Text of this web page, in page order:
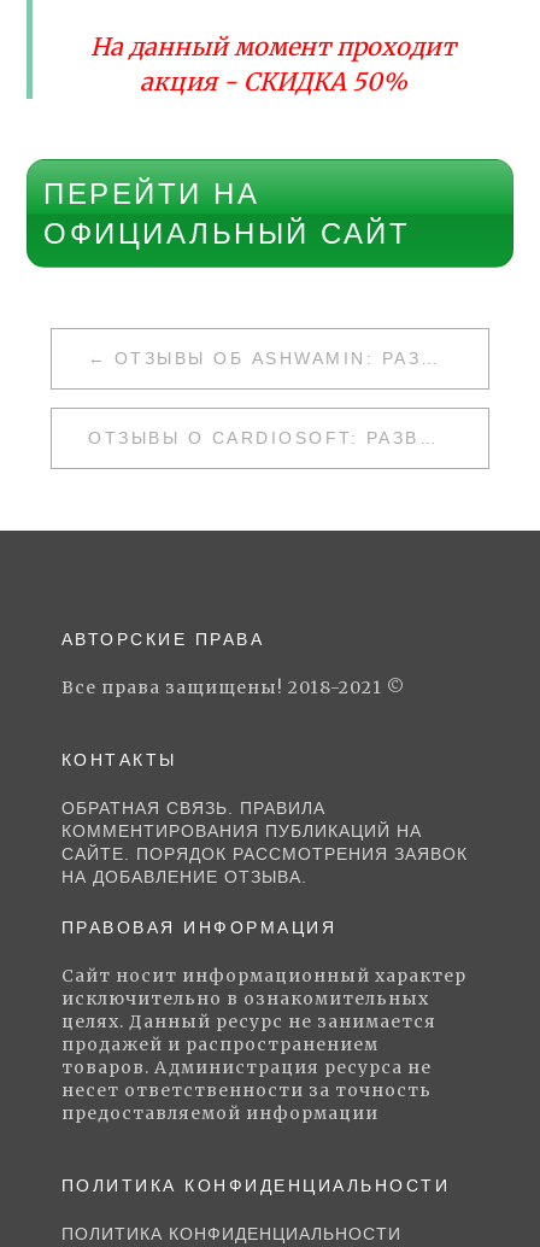
На данный момент проходит
акция - СКИДКА 50%
ПЕРЕЙТИ НА
ОФИЦИАЛЬНЫЙ САЙТ
НАВИГАЦИЯ
ПО
ЗАПИСЯМ
ОТЗЫВЫ ОБ ASHWAMIN: РАЗВОД ИЛИ НЕТ
АВТОРСКИЕ ПРАВА
Все права защищены! 2018-2021 ©
КОНТАКТЫ
ОБРАТНАЯ СВЯЗЬ. ПРАВИЛА
КОММЕНТИРОВАНИЯ ПУБЛИКАЦИЙ НА
САЙТЕ. ПОРЯДОК РАССМОТРЕНИЯ ЗАЯВОК
НА ДОБАВЛЕНИЕ ОТЗЫВА.
ПРАВОВАЯ ИНФОРМАЦИЯ
Сайт носит информационный характер
исключительно в ознакомительных
целях. Данный ресурс не занимается
продажей и распространением
товаров. Администрация ресурса не
несет ответственности за точность
предоставляемой информации
ПОЛИТИКА КОНФИДЕНЦИАЛЬНОСТИ
ПОЛИТИКА КОНФИДЕНЦИАЛЬНОСТИ